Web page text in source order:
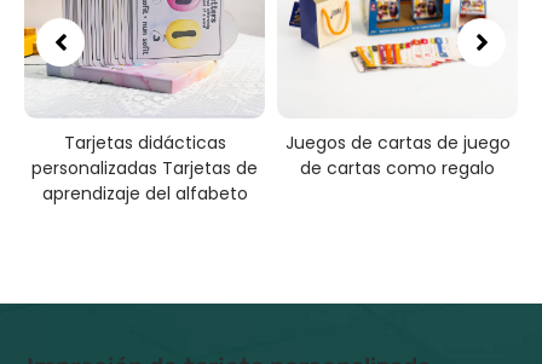
Tarjetas didácticas
personalizadas Tarjetas de
aprendizaje del alfabeto
Juegos de cartas de juego
de cartas como regalo